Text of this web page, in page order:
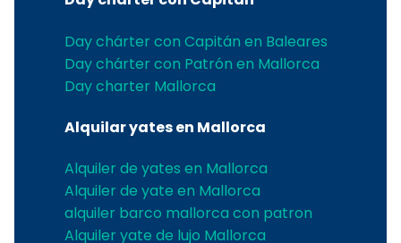
Day chárter con Capitán en Baleares
Day chárter con Patrón en Mallorca
Day charter Mallorca
Alquilar yates en Mallorca
Alquiler de yates en Mallorca
Alquiler de yate en Mallorca
alquiler barco mallorca con patron
Alquiler yate de lujo Mallorca